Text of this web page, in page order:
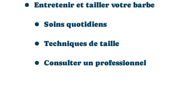
Entretenir et tailler votre barbe
Soins quotidiens
Techniques de taille
Consulter un professionnel